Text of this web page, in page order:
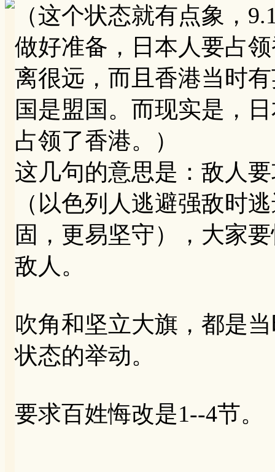
（这个状态就有点象，
做好准备，日本人要占
离很远，而且香港当时
国是盟国。而现实是，
占领了香港。）
这几句的意思是：敌人
（以色列人逃避强敌时
固，更易坚守），大家
敌人。
吹角和坚立大旗，都是
状态的举动。
要求百姓悔改是1--4节。